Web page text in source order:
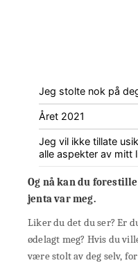
Jeg stolte nok på
Året 2021
Jeg vil ikke tillate
alle aspekter av mitt
Og nå kan du
jenta var meg.
Liker du det du ser? Er
ødelagt meg? Hvis du
være stolt av deg selv,